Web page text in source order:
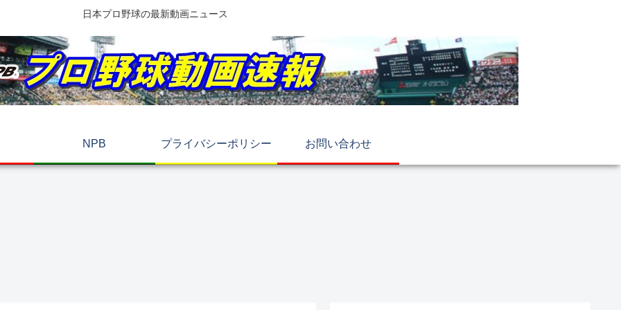
日本プロ野球の最新動画ニュース
NPB プライバシーポリシー お問い合わせ